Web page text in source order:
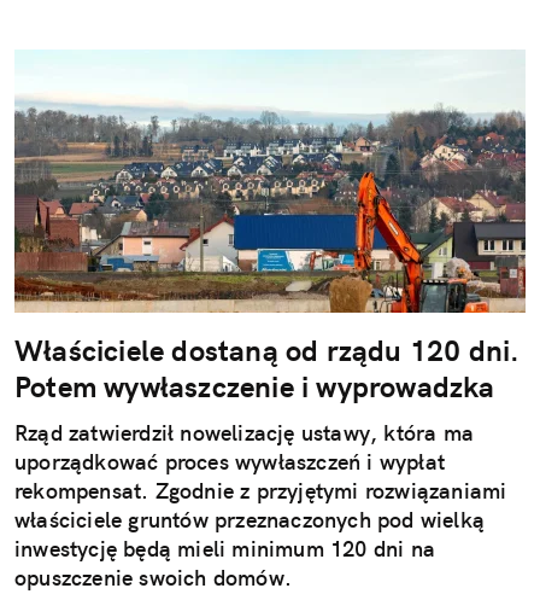
Właściciele dostaną od rządu 120 dni.
Potem wywłaszczenie i wyprowadzka
Rząd zatwierdził nowelizację ustawy, która ma
uporządkować proces wywłaszczeń i wypłat
rekompensat. Zgodnie z przyjętymi rozwiązaniami
właściciele gruntów przeznaczonych pod wielką
inwestycję będą mieli minimum 120 dni na
opuszczenie swoich domów.